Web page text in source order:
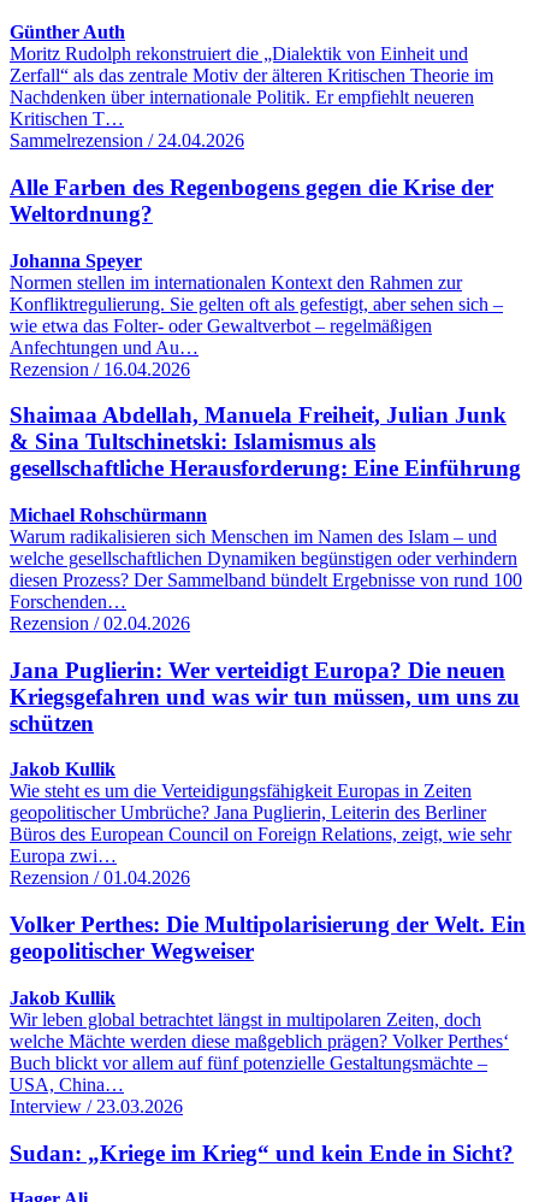
Günther Auth
Moritz Rudolph rekonstruiert die „Dialektik von Einheit und
Zerfall“ als das zentrale Motiv der älteren Kritischen Theorie im
Nachdenken über internationale Politik. Er empfiehlt neueren
Kritischen T…
Sammelrezension / 24.04.2026
Alle Farben des Regenbogens gegen die Krise der
Weltordnung?
Johanna Speyer
Normen stellen im internationalen Kontext den Rahmen zur
Konfliktregulierung. Sie gelten oft als gefestigt, aber sehen sich –
wie etwa das Folter- oder Gewaltverbot – regelmäßigen
Anfechtungen und Au…
Rezension / 16.04.2026
Shaimaa Abdellah, Manuela Freiheit, Julian Junk
& Sina Tultschinetski: Islamismus als
gesellschaftliche Herausforderung: Eine Einführung
Michael Rohschürmann
Warum radikalisieren sich Menschen im Namen des Islam – und
welche gesellschaftlichen Dynamiken begünstigen oder verhindern
diesen Prozess? Der Sammelband bündelt Ergebnisse von rund 100
Forschenden…
Rezension / 02.04.2026
Jana Puglierin: Wer verteidigt Europa? Die neuen
Kriegsgefahren und was wir tun müssen, um uns zu
schützen
Jakob Kullik
Wie steht es um die Verteidigungsfähigkeit Europas in Zeiten
geopolitischer Umbrüche? Jana Puglierin, Leiterin des Berliner
Büros des European Council on Foreign Relations, zeigt, wie sehr
Europa zwi…
Rezension / 01.04.2026
Volker Perthes: Die Multipolarisierung der Welt. Ein
geopolitischer Wegweiser
Jakob Kullik
Wir leben global betrachtet längst in multipolaren Zeiten, doch
welche Mächte werden diese maßgeblich prägen? Volker Perthes‘
Buch blickt vor allem auf fünf potenzielle Gestaltungsmächte –
USA, China…
Interview / 23.03.2026
Sudan: „Kriege im Krieg“ und kein Ende in Sicht?